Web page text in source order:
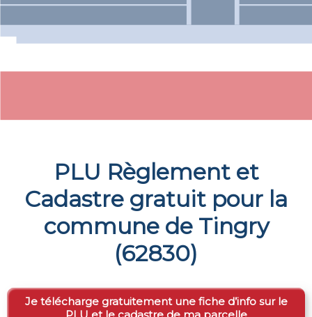
PLU Règlement et
Cadastre gratuit pour la
commune de Tingry
(62830)
Je télécharge gratuitement une fiche d’info sur le